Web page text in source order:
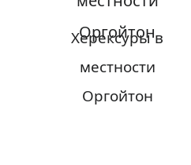
Херексуры в
местности
Оргойтон